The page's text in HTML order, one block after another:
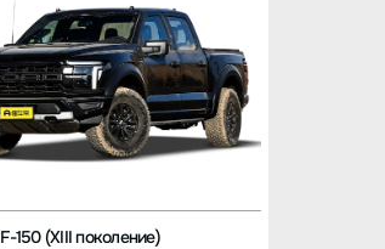
F-150 (XIII поколение)